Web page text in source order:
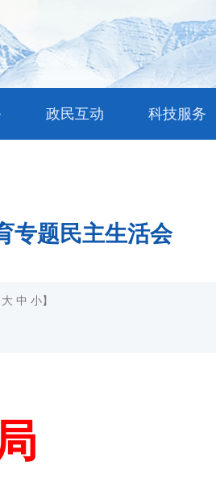
政民互动 科技服务
专题民主生活会
大 中 小】